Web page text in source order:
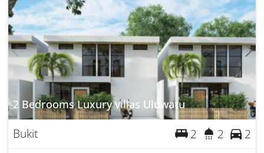
2 Bedrooms Luxury villas Uluwatu
Bukit 2 2 2